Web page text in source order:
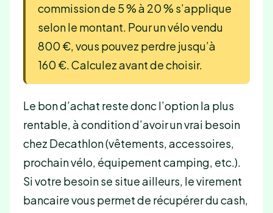
commission de 5 % à 20 % s’applique
selon le montant. Pour un vélo vendu
800 €, vous pouvez perdre jusqu’à
160 €. Calculez avant de choisir.
Le bon d’achat reste donc l’option la plus
rentable, à condition d’avoir un vrai besoin
chez Decathlon (vêtements, accessoires,
prochain vélo, équipement camping, etc.).
Si votre besoin se situe ailleurs, le virement
bancaire vous permet de récupérer du cash,